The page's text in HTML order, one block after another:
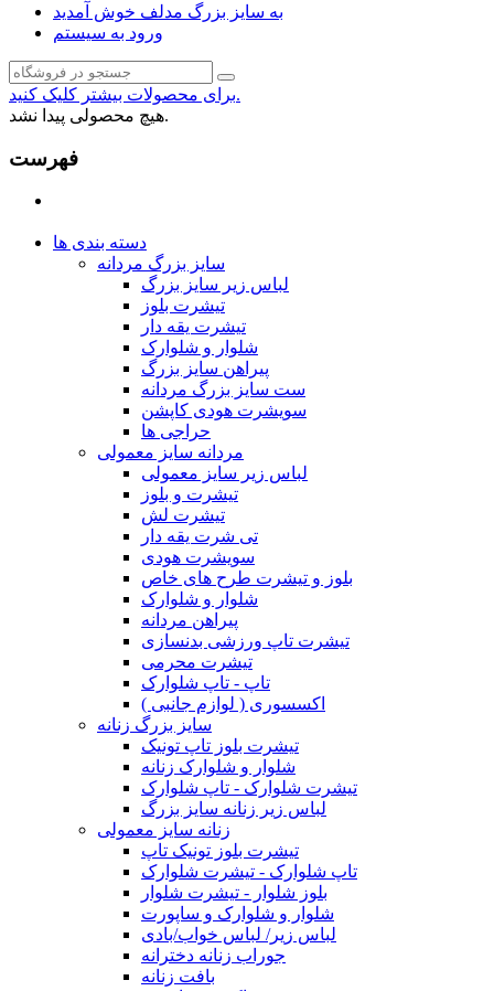
به سایز بزرگ مدلف خوش آمدید
ورود به سیستم
برای محصولات بیشتر کلیک کنید.
هیچ محصولی پیدا نشد.
فهرست
دسته بندی ها
سایز بزرگ مردانه
لباس زیر سایز بزرگ
تیشرت بلوز
تیشرت یقه دار
شلوار و شلوارک
پیراهن سایز بزرگ
ست سایز بزرگ مردانه
سویشرت هودی کاپشن
حراجی ها
مردانه سایز معمولی
لباس زیر سایز معمولی
تیشرت و بلوز
تیشرت لش
تی شرت یقه دار
سویشرت هودی
بلوز و تیشرت طرح های خاص
شلوار و شلوارک
پیراهن مردانه
تیشرت تاپ ورزشی بدنسازی
تیشرت محرمی
تاپ - تاپ شلوارک
اکسسوری ( لوازم جانبی )
سایز بزرگ زنانه
تیشرت بلوز تاپ تونیک
شلوار و شلوارک زنانه
تیشرت شلوارک - تاپ شلوارک
لباس زیر زنانه سایز بزرگ
زنانه سایز معمولی
تیشرت بلوز تونیک تاپ
تاپ شلوارک - تیشرت شلوارک
بلوز شلوار - تیشرت شلوار
شلوار و شلوارک و ساپورت
لباس زیر/ لباس خواب/بادی
جوراب زنانه دخترانه
بافت زنانه